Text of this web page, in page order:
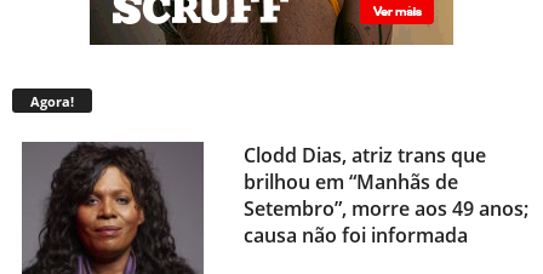
Agora!
Clodd Dias, atriz trans que
brilhou em “Manhãs de
Setembro”, morre aos 49 anos;
causa não foi informada